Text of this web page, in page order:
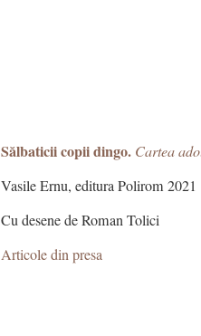
Sălbaticii copii dingo. Cartea
Vasile Ernu, editura Polirom 2021
Cu desene de Roman Tolici
Articole din presa